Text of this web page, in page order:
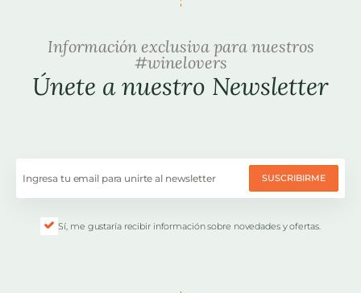
Información exclusiva para nuestros
#winelovers
Únete a nuestro Newsletter
SUSCRIBIRME
Sí, me gustaría recibir información sobre novedades y ofertas.